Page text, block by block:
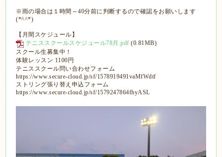
※雨の場合は１時間～40分前に判断するので確認をお願いします
(*^^*)
【月間スケジュール】
テニススクールスケジュール78月.pdf (0.81MB)
スクール生募集中！
体験レッスン 1100円
テニススクール問い合わせフォーム
https://www.secure-cloud.jp/sf/1578919491vaMfWdtf
ストリング張り替え申込フォーム
https://www.secure-cloud.jp/sf/1579247864fhyASL